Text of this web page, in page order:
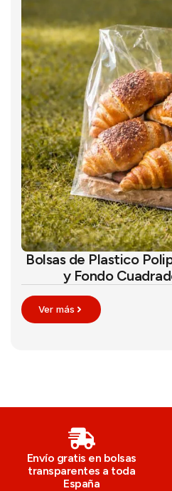
Bolsas de Plastico
y Fondo
Ver más
Envío gratis en bolsas
transparentes a toda
España